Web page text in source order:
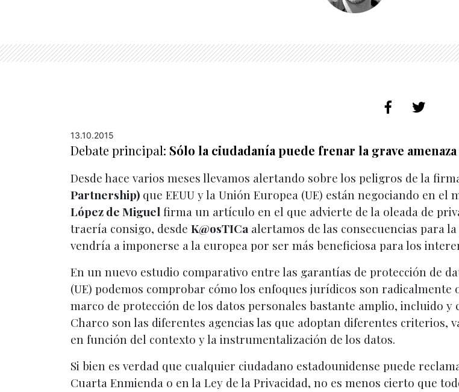
13.10.2015
Debate principal: Sólo la ciudadanía puede frenar la grave
Desde hace varios meses llevamos alertando sobre los peligros de la
Partnership) que EEUU y la Unión Europea (UE) están negociando en el
López de Miguel firma un artículo en el que advierte de la oleada de
traería consigo, desde K@osTICa alertamos de las consecuencias para
vendría a imponerse a la europea por ser más beneficiosa para los
En un nuevo estudio comparativo entre las garantías de protección de
(UE) podemos comprobar cómo los enfoques jurídicos son
marco de protección de los datos personales bastante amplio, incluido
Charco son las diferentes agencias las que adoptan diferentes criterios,
en función del contexto y la instrumentalización de los datos.
Si bien es verdad que cualquier ciudadano estadounidense puede
Cuarta Enmienda o en la Ley de la Privacidad, no es menos cierto que